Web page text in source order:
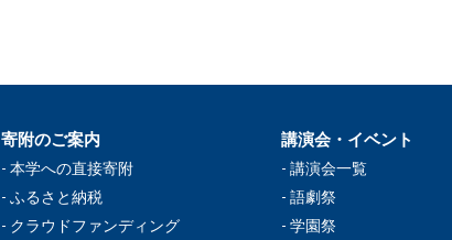
寄附のご案内
本学への直接寄附
ふるさと納税
クラウドファンディング
講演会・イベント
講演会一覧
語劇祭
学園祭